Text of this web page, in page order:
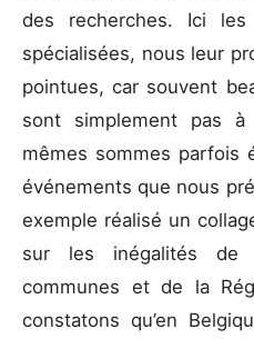
des recherches. Ici
spécialisées, nous leur
pointues, car souvent
sont simplement pas
mêmes sommes parfois
événements que nous
exemple réalisé un
sur les inégalités de
communes et de la
constatons qu’en